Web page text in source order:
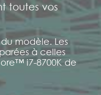
toutes vos
modèle. Les
à celles
i7-8700K de